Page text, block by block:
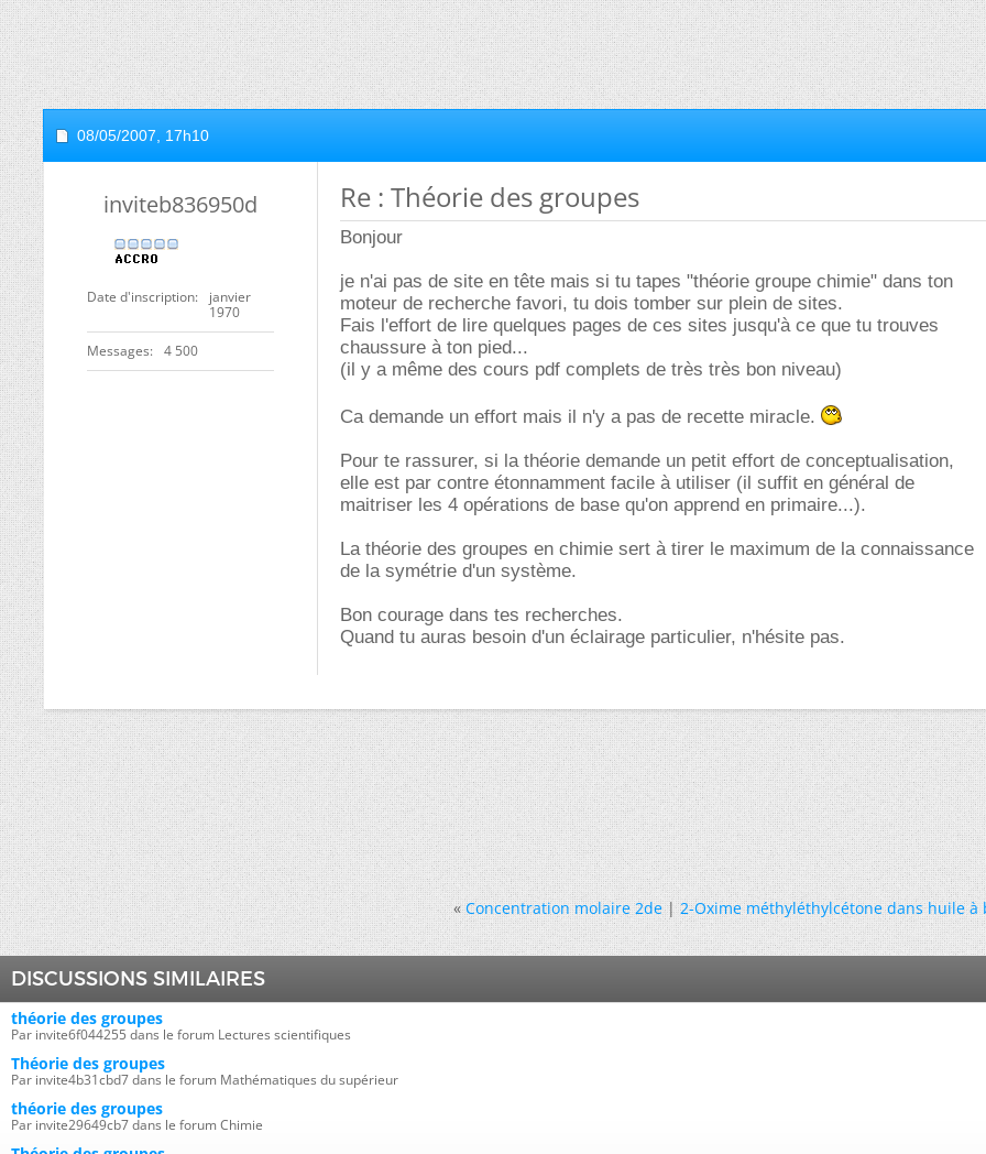
08/05/2007, 17h10
inviteb836950d
Date d'inscription
janvier
1970
Messages 4 500
Re : Théorie des groupes
Bonjour
je n'ai pas de site en tête mais si tu tapes "théorie groupe chimie" dans ton
moteur de recherche favori, tu dois tomber sur plein de sites.
Fais l'effort de lire quelques pages de ces sites jusqu'à ce que tu trouves
chaussure à ton pied...
(il y a même des cours pdf complets de très très bon niveau)
Ca demande un effort mais il n'y a pas de recette miracle.
Pour te rassurer, si la théorie demande un petit effort de conceptualisation,
elle est par contre étonnamment facile à utiliser (il suffit en général de
maitriser les 4 opérations de base qu'on apprend en primaire...).
La théorie des groupes en chimie sert à tirer le maximum de la connaissance
de la symétrie d'un système.
Bon courage dans tes recherches.
Quand tu auras besoin d'un éclairage particulier, n'hésite pas.
« Concentration molaire 2de|2-Oxime méthyléthylcétone dans huile à
DISCUSSIONS SIMILAIRES
théorie des groupes
Par invite6f044255 dans le forum Lectures scientifiques
Théorie des groupes
Par invite4b31cbd7 dans le forum Mathématiques du supérieur
théorie des groupes
Par invite29649cb7 dans le forum Chimie